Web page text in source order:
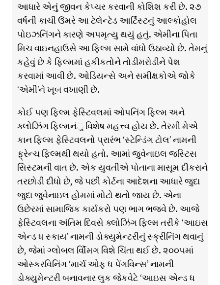
આધારે એનું જીવન કેપ્ચર કરવાની કોશિશ કરી છે. ૨૭
વર્ષની કાચી ઉંમરે આ ટેલેન્ટેડ આર્ટિસ્ટનું આલ્કોહોલ
પોઇઝનિંગને કારણે અપમૃત્યુ થયું હતું. એમીના પિતા
મિચ વાઇનહાઉસે આ ફિલ્મ સામે વાંધો ઉઠાવ્યો છે. તેમનું
કહેવું છે કે ફિલ્મમાં હકીકતોને તોડીમરોડીને પેશ
કરવામાં આવી છે. ઓડિયન્સે અને સમીક્ષકોએ જોકે
‘એમી’ને ખૂબ વખાણી છે.
કોઈ પણ ફિલ્મ ફેસ્ટિવલમાં ઓપનિંગ ફિલ્મ અને
ક્લોઝિંગ ફિલ્મનંુ વિશેષ મહત્ત્વ હોય છે. તેરમી મેએ
કાન ફિલ્મ ફેસ્ટિવલનો પ્રારંભ ‘સ્ટેન્ડિંગ ટોલ’ નામની
ફ્રેન્ચ ફિલ્મથી થયો હતો. આમાં જુવેનાઇલ જસ્ટિસ
સિસ્ટમની વાત છે. એક યુવતીએ પોતાના માસૂમ દીકરાને
તરછોડી દીધો છે, જે પછી કોર્ટના આદેશના આધારે જુદા
જુદા જુવેનાઇલ હોમમાં મોટો થતો જાય છે. એના
ઉછેરમાં સામાજિક કાર્યકરો પણ ભાગ ભજવે છે. આજે
ફેસ્ટિવલના અંતિમ દિવસે ક્લોઝિંગ ફિલ્મ તરીકે ‘આઇસ
એન્ડ ધ સ્કાય’ નામની ડોક્યુમેન્ટરીનું સ્ક્રીનિંગ થવાનું
છે, જેમાં ગ્લોબલ ર્વોિંમગ વિશે ચિંતા થઈ છે. ૨૦૦૫માં
ઓસ્કરવિનિંગ ‘માર્ચ ઓફ ધ પેંગવિન્સ’ નામની
ડોક્યુમેન્ટરી બનાવનાર લુક જેકવેટે ‘આઇસ એન્ડ ધ